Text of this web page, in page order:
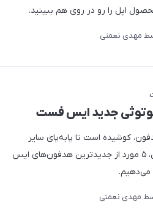
اپل را رو در روی هم ببینید.
مهدی نعمتی
کوشیده است تا پابه‌پای سایر
برندهای مطرح بازار حرکت کند؛ در این بین، ۵ مورد از جدیدترین هدفون‌های ایس
می‌دهیم.
مهدی نعمتی